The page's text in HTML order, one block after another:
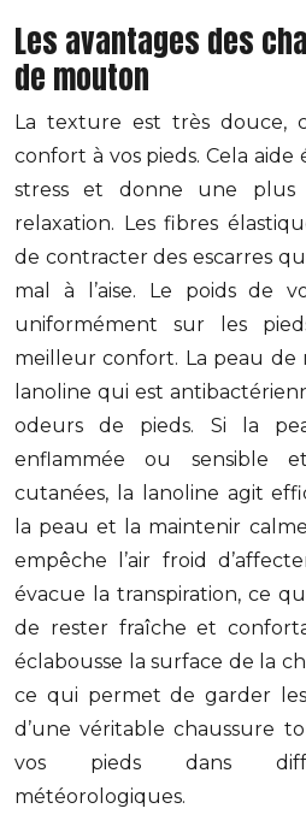
Les avantages des
de mouton
La texture est très douce,
confort à vos pieds. Cela
stress et donne une plus
relaxation. Les fibres
de contracter des escarres
mal à l’aise. Le poids de
uniformément sur les
meilleur confort. La peau
lanoline qui est
odeurs de pieds. Si la
enflammée ou sensible
cutanées, la lanoline agit
la peau et la maintenir
empêche l’air froid
évacue la transpiration, ce
de rester fraîche et
éclabousse la surface de la
ce qui permet de garder les
d’une véritable chaussure
vos pieds dans
météorologiques.